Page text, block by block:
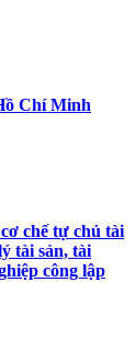
Chí Minh
chế tự chủ tài
tài sản, tài
công lập